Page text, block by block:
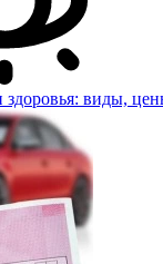
здоровья: виды,